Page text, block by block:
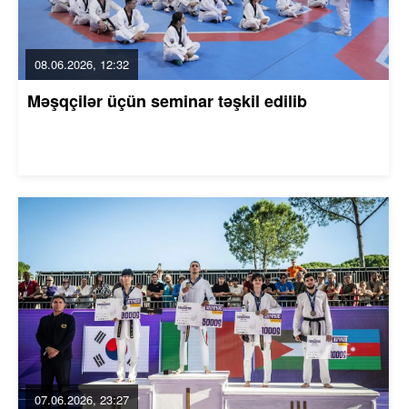
08.06.2026, 12:32
Məşqçilər üçün seminar təşkil edilib
07.06.2026, 23:27